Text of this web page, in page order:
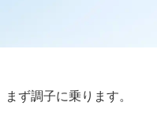
ず調子に乗ります。